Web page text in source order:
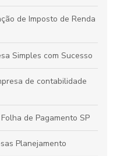
de Imposto de Renda
Simples com Sucesso
de contabilidade
de Pagamento SP
Planejamento